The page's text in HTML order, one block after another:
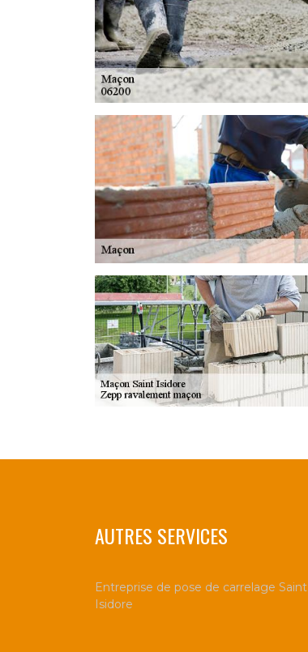
AUTRES SERVICES
Entreprise de pose de carrelage Saint
Isidore